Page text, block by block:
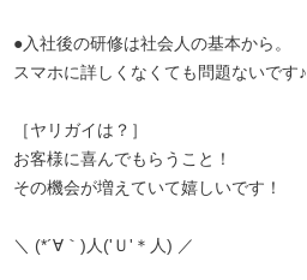
●入社後の研修は社会人の基本から。
スマホに詳しくなくても問題ないです♪
［ヤリガイは？］
お客様に喜んでもらうこと！
その機会が増えていて嬉しいです！
＼ (*´∀｀)人('Ｕ'＊人) ／